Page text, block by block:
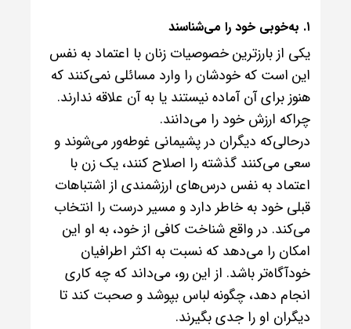
۱. به‌خوبی خود را می‌شناسند
یکی از بارزترین خصوصیات زنان با اعتماد به نفس
این است که خودشان را وارد مسائلی نمی‌کنند که
هنوز برای آن آماده نیستند یا به آن علاقه ندارند.
چراکه ارزش خود را می‌دانند.
درحالی‌که دیگران در پشیمانی غوطه‌ور می‌شوند و
سعی می‌کنند گذشته را اصلاح کنند، یک زن با
اعتماد به نفس درس‌های ارزشمندی از اشتباهات
قبلی خود به خاطر دارد و مسیر درست را انتخاب
می‌کند. در واقع شناخت کافی از خود، به او این
امکان را می‌دهد که نسبت به اکثر اطرافیان
خودآگاه‌تر باشد. از این رو، می‌داند که چه کاری
انجام دهد، چگونه لباس بپوشد و صحبت کند تا
دیگران او را جدی بگیرند.